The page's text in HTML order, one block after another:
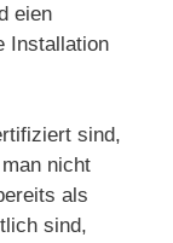
eien
Installation
sind,
nicht
als
sind,